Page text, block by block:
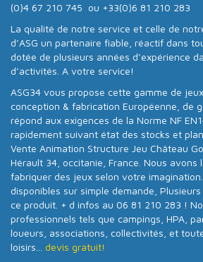
(0)4 67 210 745 ou +33(0)6 81 210 283
La qualité de notre service et celle de
d’ASG un partenaire fiable, réactif dans
dotée de plusieurs années d’expérience
d’activités. A votre service!
ASG34 vous propose cette gamme de
conception & fabrication Européenne, de
répond aux exigences de la Norme NF
rapidement suivant état des stocks et
Vente Animation Structure Jeu Château
Hérault 34, occitanie, France. Nous avons
fabriquer des jeux selon votre
disponibles sur simple demande,
ce produit. + d infos au 06 81 210 283 !
professionnels tels que campings, HPA,
loueurs, associations, collectivités, et
loisirs... devis gratuit!